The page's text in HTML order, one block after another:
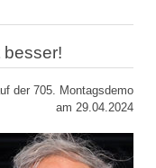
besser!
der 705. Montagsdemo
am 29.04.2024